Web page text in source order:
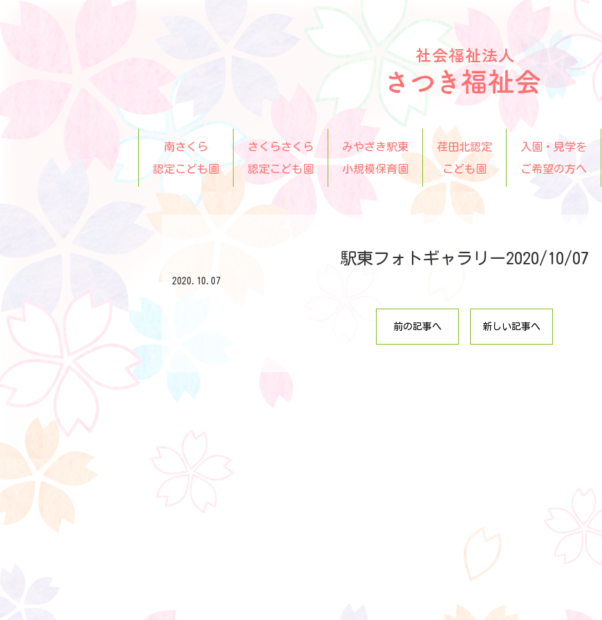
南さくら
認定こども園
さくらさくら
認定こども園
みやざき駅東
小規模保育園
荏田北認定
こども園
入園・見学を
ご希望の方へ
駅東フォトギャラリー2020/10/07
2020.10.07
前の記事へ 新しい記事へ